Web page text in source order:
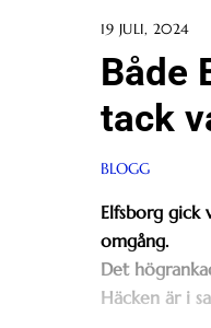
19 JULI, 2024
Både
tack
BLOGG
Elfsborg gick
omgång.
Det
Häcken är i